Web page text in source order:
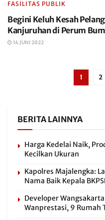
FASILITAS PUBLIK
Begini Keluh Kesah
Kanjuruhan di Perum
14 JUNI 2022
1 2
BERITA LAINNYA
Harga Kedelai Naik,
Kecilkan Ukuran
Kapolres Majalengka:
Nama Baik Kepala
Developer
Wanprestasi, 9 Rumah